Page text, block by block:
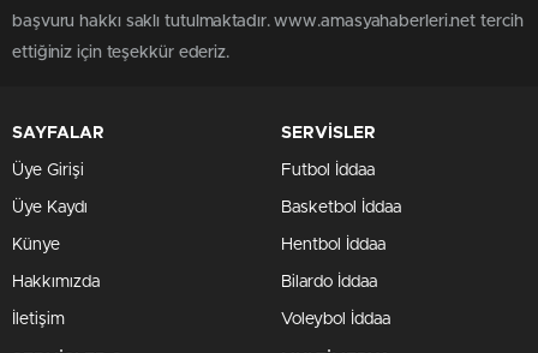
başvuru hakkı saklı tutulmaktadır. www.amasyahaberleri.net tercih
ettiğiniz için teşekkür ederiz.
SAYFALAR
Üye Girişi
Üye Kaydı
Künye
Hakkımızda
İletişim
SERVİSLER
Futbol İddaa
Basketbol İddaa
Hentbol İddaa
Bilardo İddaa
Voleybol İddaa